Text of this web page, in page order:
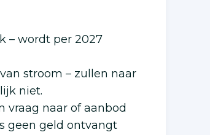
– wordt per 2027
stroom – zullen naar
niet.
vraag naar of aanbod
geen geld ontvangt